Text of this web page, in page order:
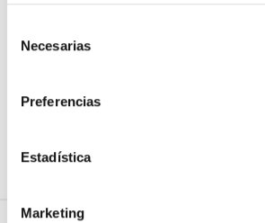
Necesarias
Preferencias
Estadística
Marketing
Leer más